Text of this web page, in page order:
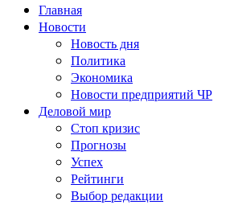
Главная
Новости
Новость дня
Политика
Экономика
Новости предприятий ЧР
Деловой мир
Стоп кризис
Прогнозы
Успех
Рейтинги
Выбор редакции